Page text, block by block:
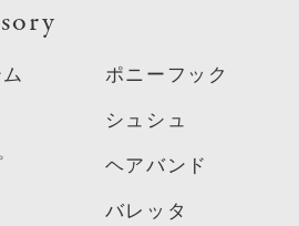
ポニーフック
シュシュ
ヘアバンド
バレッタ